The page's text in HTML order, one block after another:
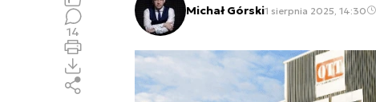
Michał Górski1 sierpnia 2025, 14:30
14